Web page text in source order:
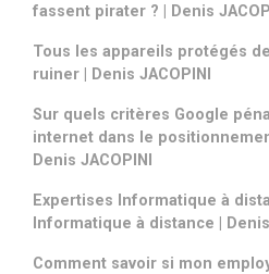
fassent pirater ? | Denis
Tous les appareils protégés
ruiner | Denis JACOPINI
Sur quels critères Google
internet dans le
Denis JACOPINI
Expertises Informatique à
Informatique à distance | Denis
Comment savoir si mon